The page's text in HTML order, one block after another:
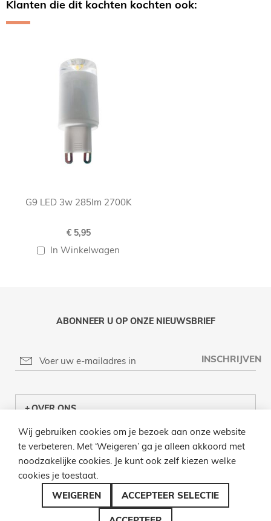
Klanten die dit kochten kochten ook:
G9 LED 3w 285lm 2700K
€ 5,95
In Winkelwagen
ABONNEER U OP ONZE NIEUWSBRIEF
INSCHRIJVEN
OVER ONS
KLANTENCENTRUM
INFO
BEL ONS
Wij gebruiken cookies om je bezoek aan onze website
te verbeteren. Met ‘Weigeren’ ga je alleen akkoord met
noodzakelijke cookies. Je kunt ook zelf kiezen welke
cookies je toestaat.
WEIGEREN
ACCEPTEER SELECTIE